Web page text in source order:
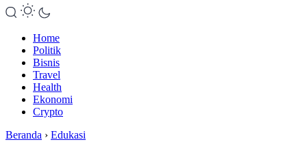
Home
Politik
Bisnis
Travel
Health
Ekonomi
Crypto
Beranda › Edukasi